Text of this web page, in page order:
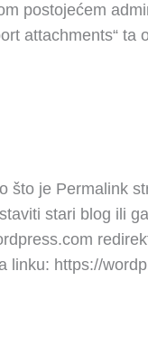
postojećem
attachments“ ta
što je Permalink
stari blog ili
linku: https://